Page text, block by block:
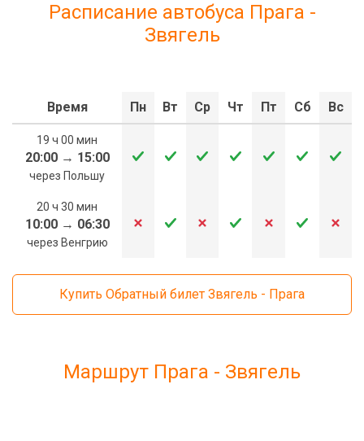
Расписание автобуса Прага -
Звягель
Время Пн Вт Ср Чт Пт Сб Вс
19 ч 00 мин
20:00→ 15:00
через Польшу
20 ч 30 мин
10:00→ 06:30
через Венгрию
Купить Обратный билет Звягель - Прага
Маршрут Прага - Звягель